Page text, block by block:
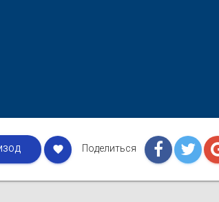
favorite Поделиться